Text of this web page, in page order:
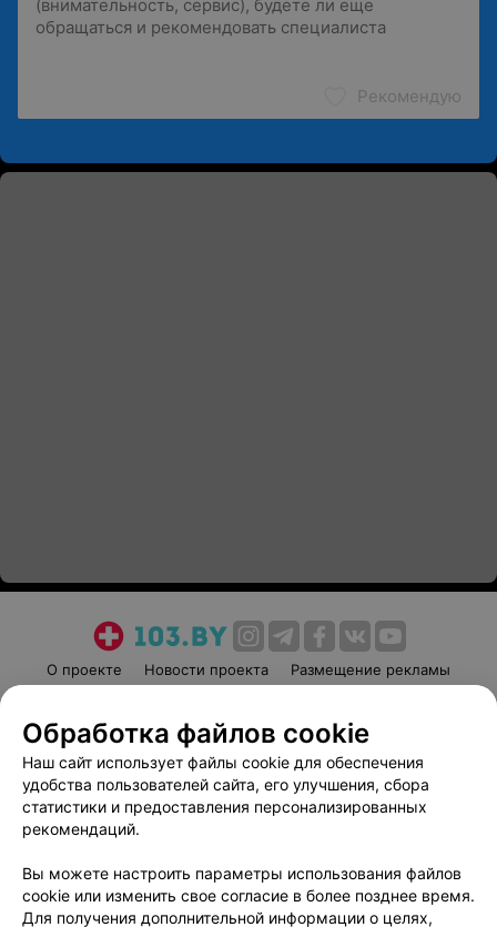
Рекомендую
О проекте Новости проекта
Размещение рекламы
Пользовательское соглашение
Способы оплаты
Вакансии
Партнеры
Написать руководителю 103.by
Обработка персональных данных
Обработка файлов cookie
Наш сайт использует файлы cookie для обеспечения
удобства пользователей сайта, его улучшения, сбора
статистики и предоставления персонализированных
рекомендаций.
Вы можете настроить параметры использования файлов
cookie или изменить свое согласие в более позднее время.
Для получения дополнительной информации о целях,